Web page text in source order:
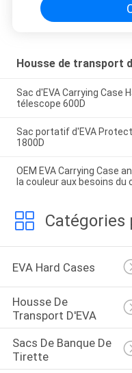
Housse de transport
Sac d'EVA Carrying Case
télescope 600D
Sac portatif d'EVA
1800D
OEM EVA Carrying Case
la couleur aux besoins du
Catégories
EVA Hard Cases
Housse De
Transport D'EVA
Sacs De Banque De
Tirette